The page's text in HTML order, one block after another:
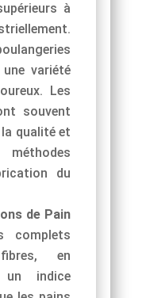
à
variété
Les
souvent
qualité et
du
de Pain
complets
en
indice